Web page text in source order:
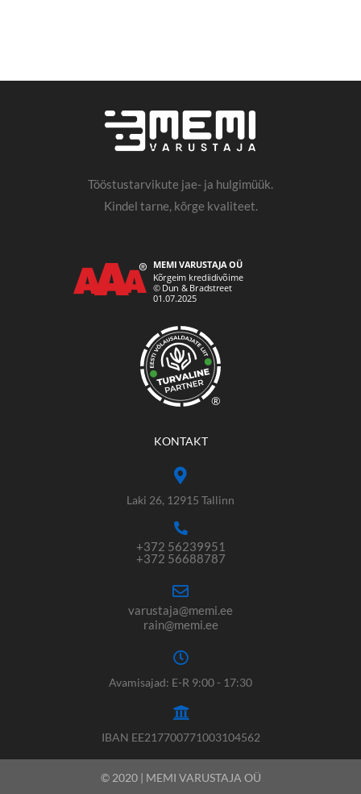
Tööstustarvikute jae- ja hulgimüük.
Kindel tarne, kõrge kvaliteet.
®
KONTAKT
Laki 26, 12915 Tallinn
+372 56239951
+372 56688787
varustaja@memi.ee
rain@memi.ee
Avamisajad: E-R 9:00 - 17:30
IBAN EE217700771003104562
© 2020 | MEMI VARUSTAJA OÜ